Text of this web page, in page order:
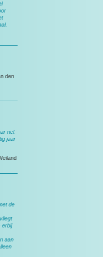
den
net
jaar
de
erbij
aan